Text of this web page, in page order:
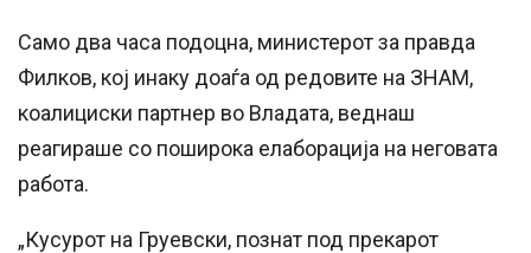
Само два часа подоцна, министерот за правда
Филков, кој инаку доаѓа од редовите на ЗНАМ,
коалициски партнер во Владата, веднаш
реагираше со поширока елаборација на неговата
работа.
„Кусурот на Груевски, познат под прекарот